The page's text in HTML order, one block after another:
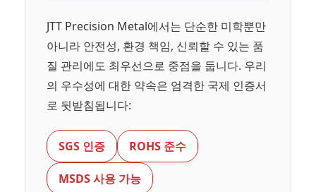
JTT Precision Metal에서는 단순한 미학뿐만
아니라 안전성, 환경 책임, 신뢰할 수 있는 품
질 관리에도 최우선으로 중점을 둡니다. 우리
의 우수성에 대한 약속은 엄격한 국제 인증서
로 뒷받침됩니다:
SGS 인증 ROHS 준수
MSDS 사용 가능